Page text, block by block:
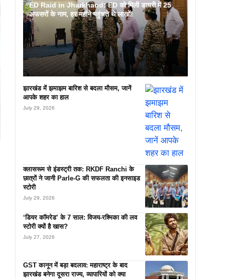
ED Raid in Jharkhand: ED को मिली डायरी में 25
अफसरों के नाम, हर महीने पहुंचते थे लाखों!
झारखंड में झमाझम बारिश से बदला मौसम, जानें
आपके शहर का हाल
July 29, 2026
क्लासरूम से इंडस्ट्री तक: RKDF Ranchi के
छात्रों ने जानी Parle-G की सफलता की इनसाइड
स्टोरी
July 29, 2026
‘डियर कॉमरेड’ के 7 साल: विजय-रश्मिका की लव
स्टोरी क्यों है खास?
July 27, 2026
GST कानून में बड़ा बदलाव: महाराष्ट्र के बाद
झारखंड बनेगा दूसरा राज्य, व्यापारियों को क्या